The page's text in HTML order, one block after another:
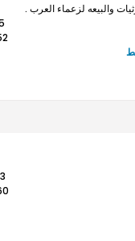
والبيعه لزعماء العرب .